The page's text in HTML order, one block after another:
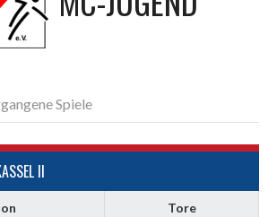
Spiele
II
Tore